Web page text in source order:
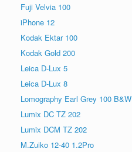
Fuji Velvia 100
iPhone 12
Kodak Ektar 100
Kodak Gold 200
Leica D-Lux 5
Leica D-Lux 8
Lomography Earl Grey 100 B&W
Lumix DC TZ 202
Lumix DCM TZ 202
M.Zuiko 12-40 1.2Pro